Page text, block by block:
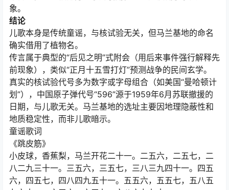
象。
结论
儿歌本身是传统童谣，与核试验无关，但马兰基地的命名
确实借用了植物名。
传言属于典型的“后见之明”式附会（用后来事件强行解释先
前现象），类似“正月十五雪打灯”预测战争的民间玄学。
真实的核试验代号多为数字或字母组合（如美国“曼哈顿计
划”），中国原子弹代号“596”源于1959年6月苏联撤援的
日期，与儿歌无关。马兰基地的选址主要因地理隐蔽性和
地质稳定性，而非儿歌暗示。
童谣歌词
《跳皮筋》
小皮球，香蕉梨，马兰开花二十一。二五六，二五七，二
八二九三十一。三五六，三五七，三八三九四十一。四五
六，四五七，四八四九五十一。五五六，五五七，五八五